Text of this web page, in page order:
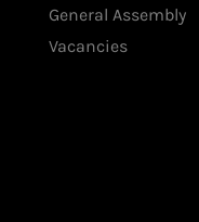
General Assembly
Vacancies